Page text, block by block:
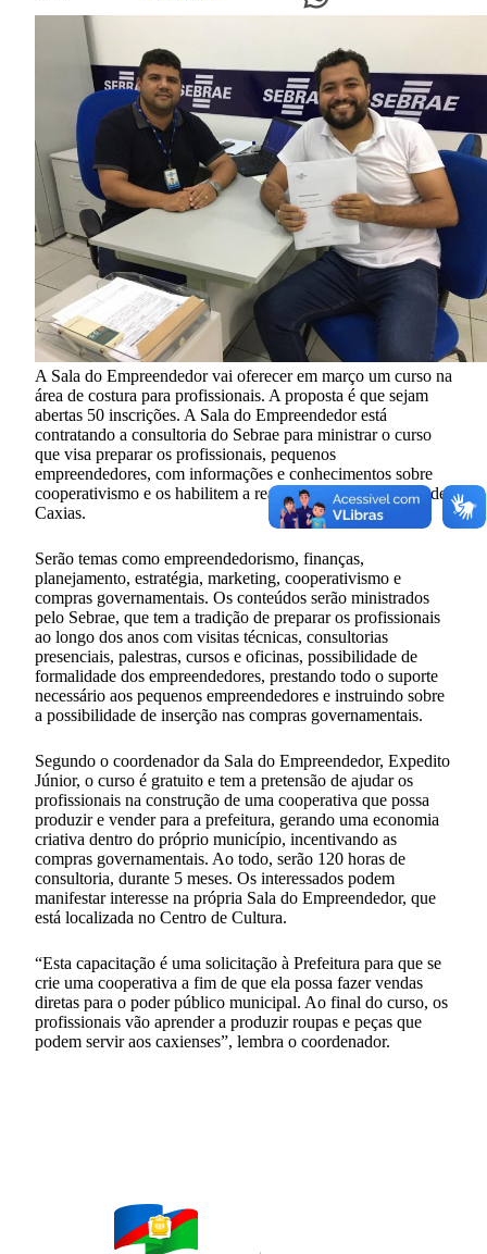
A Sala do Empreendedor vai oferecer em março um curso na
área de costura para profissionais. A proposta é que sejam
abertas 50 inscrições. A Sala do Empreendedor está
contratando a consultoria do Sebrae para ministrar o curso
que visa preparar os profissionais, pequenos
empreendedores, com informações e conhecimentos sobre
cooperativismo e os habilitem a realizar junto à Prefeitura de
Caxias.
Serão temas como empreendedorismo, finanças,
planejamento, estratégia, marketing, cooperativismo e
compras governamentais. Os conteúdos serão ministrados
pelo Sebrae, que tem a tradição de preparar os profissionais
ao longo dos anos com visitas técnicas, consultorias
presenciais, palestras, cursos e oficinas, possibilidade de
formalidade dos empreendedores, prestando todo o suporte
necessário aos pequenos empreendedores e instruindo sobre
a possibilidade de inserção nas compras governamentais.
Segundo o coordenador da Sala do Empreendedor, Expedito
Júnior, o curso é gratuito e tem a pretensão de ajudar os
profissionais na construção de uma cooperativa que possa
produzir e vender para a prefeitura, gerando uma economia
criativa dentro do próprio município, incentivando as
compras governamentais. Ao todo, serão 120 horas de
consultoria, durante 5 meses. Os interessados podem
manifestar interesse na própria Sala do Empreendedor, que
está localizada no Centro de Cultura.
“Esta capacitação é uma solicitação à Prefeitura para que se
crie uma cooperativa a fim de que ela possa fazer vendas
diretas para o poder público municipal. Ao final do curso, os
profissionais vão aprender a produzir roupas e peças que
podem servir aos caxienses”, lembra o coordenador.